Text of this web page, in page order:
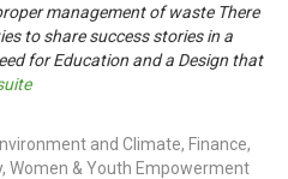
management of waste There
to share success stories in a
for Education and a Design that
and Climate, Finance,
Women & Youth Empowerment